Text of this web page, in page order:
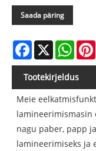
Saada päring
Facebook
X
Tootekirjeldus
Meie
lamineerimismasin
nagu paber, papp
lamineerimiseks ja